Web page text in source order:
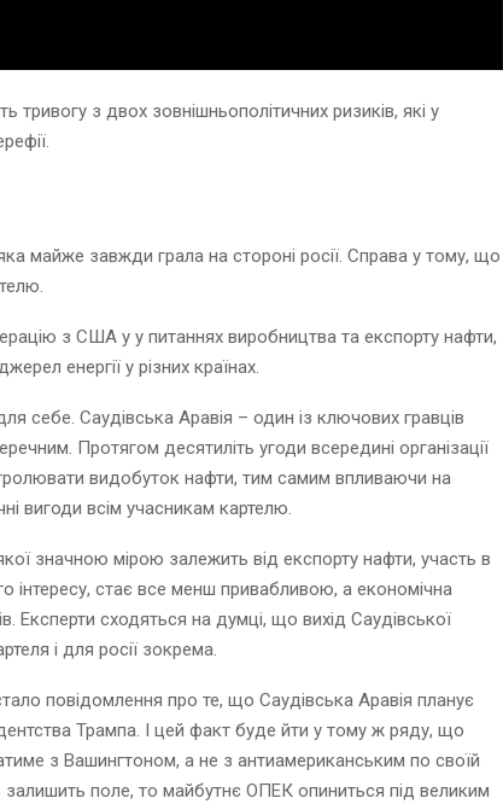
тривогу з двох зовнішньополітичних ризиків, які у
майже завжди грала на стороні росії. Справа у тому, що
з США у у питаннях виробництва та експорту нафти,
енергії у різних країнах.
себе. Саудівська Аравія – один із ключових гравців
Протягом десятиліть угоди всередині організації
видобуток нафти, тим самим впливаючи на
вигоди всім учасникам картелю.
значною мірою залежить від експорту нафти, участь в
інтересу, стає все менш привабливою, а економічна
Експерти сходяться на думці, що вихід Саудівської
і для росії зокрема.
повідомлення про те, що Саудівська Аравія планує
Трампа. І цей факт буде йти у тому ж ряду, що
з Вашингтоном, а не з антиамериканським по своїй
залишить поле, то майбутнє ОПЕК опиниться під великим